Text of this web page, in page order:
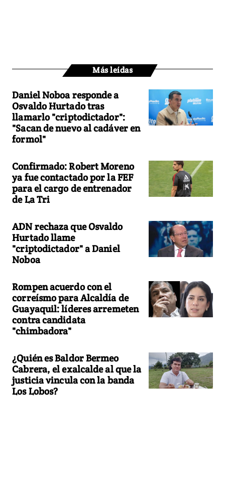
Más leídas
Daniel Noboa responde a
Osvaldo Hurtado tras
llamarlo "criptodictador":
"Sacan de nuevo al cadáver en
formol"
Confirmado: Robert Moreno
ya fue contactado por la FEF
para el cargo de entrenador
de La Tri
ADN rechaza que Osvaldo
Hurtado llame
"criptodictador" a Daniel
Noboa
Rompen acuerdo con el
correísmo para Alcaldía de
Guayaquil: líderes arremeten
contra candidata
"chimbadora"
¿Quién es Baldor Bermeo
Cabrera, el exalcalde al que la
justicia vincula con la banda
Los Lobos?